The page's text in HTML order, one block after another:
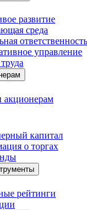
развитие
среда
ответственность
управление
акционерам
капитал
о торгах
рейтинги